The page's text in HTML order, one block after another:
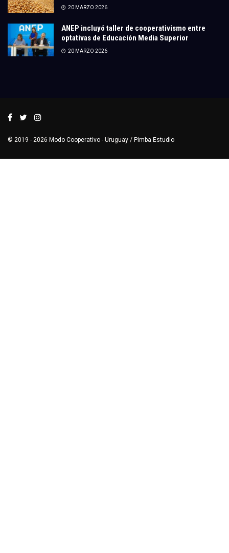
20 MARZO 2026
ANEP incluyó taller de cooperativismo entre
optativas de Educación Media Superior
20 MARZO 2026
© 2019 - 2026 Modo Cooperativo - Uruguay / Pimba Estudio